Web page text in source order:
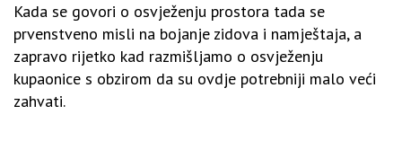
Kada se govori o osvježenju prostora tada se
prvenstveno misli na bojanje zidova i namještaja, a
zapravo rijetko kad razmišljamo o osvježenju
kupaonice s obzirom da su ovdje potrebniji malo veći
zahvati.